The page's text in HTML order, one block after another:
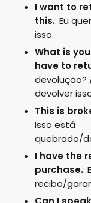
I want to
this.: Eu
isso.
What is
have to
devolver
This is
Isso está
quebrado/
I have the
purchase.:
recibo/